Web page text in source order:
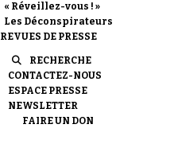
« Réveillez-vous ! »
Les Déconspirateurs
REVUES DE PRESSE
RECHERCHE
CONTACTEZ-NOUS
ESPACE PRESSE
NEWSLETTER
FAIRE UN DON